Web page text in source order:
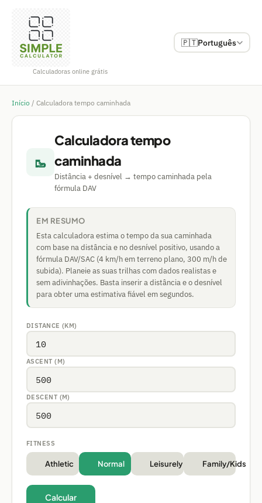
Calculadoras online grátis
🇵🇹Português
Início / Calculadora tempo caminhada
🥾
Calculadora tempo
caminhada
Distância + desnível → tempo caminhada pela
fórmula DAV
EM RESUMO
Esta calculadora estima o tempo da sua caminhada
com base na distância e no desnível positivo, usando a
fórmula DAV/SAC (4 km/h em terreno plano, 300 m/h de
subida). Planeie as suas trilhas com dados realistas e
sem adivinhações. Basta inserir a distância e o desnível
para obter uma estimativa fiável em segundos.
DISTANCE (KM)
ASCENT (M)
DESCENT (M)
FITNESS
Athletic Normal Leisurely Family/Kids
Calcular